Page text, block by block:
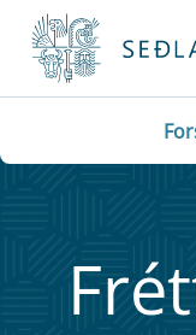
Fara beint í Meginmál